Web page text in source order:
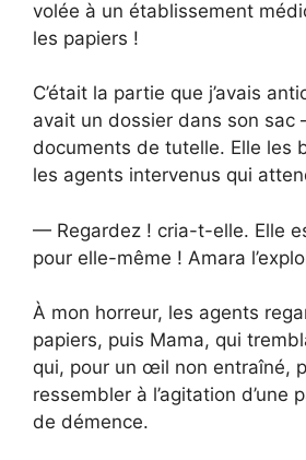
volée à un établissement
les papiers !
C’était la partie que j’avais
avait un dossier dans son
documents de tutelle. Elle les
les agents intervenus qui
— Regardez ! cria-t-elle. Elle
pour elle-même ! Amara
À mon horreur, les agents
papiers, puis Mama, qui
qui, pour un œil non entraîné,
ressembler à l’agitation d’une
de démence.